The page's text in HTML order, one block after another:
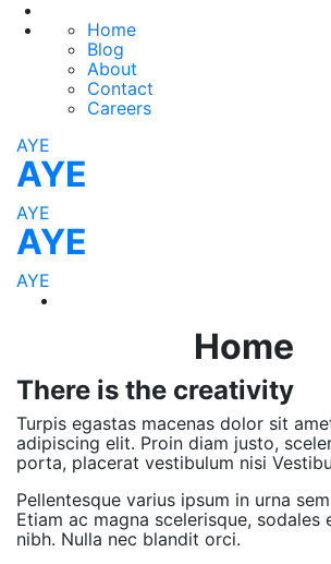
Home
Blog
About
Contact
Careers
AYE
AYE
AYE
AYE
AYE
Home
There is the creativity
Turpis egastas macenas dolor sit
adipiscing elit. Proin diam justo,
porta, placerat vestibulum nisi
Pellentesque varius ipsum in urna
Etiam ac magna scelerisque, sodales
nibh. Nulla nec blandit orci.